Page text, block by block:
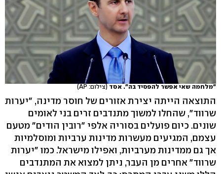
"מלחמה שאי אפשר להפסיד בה". אסד(צילום: AP)
התוצאה הייתה יצירת אזורים של חוסר מדינה, "יערות
שרווד", שהחלו למשוך מתנדבים זרים בני לאומים
שונים. כיום פועלים בסוריה אלפי "רובין הודים" מטעם
עצמם, המגיעים מעשרות מדינות ערביות ומוסלמיות
אך גם ממדינות מערביות, ואפילו מישראל. כמו "יערות
שרווד" אחרים מן העבר, ניתן למצוא את המתנדבים